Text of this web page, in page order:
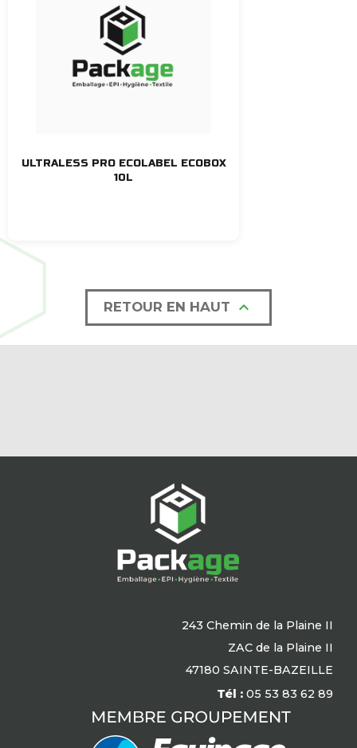
ULTRALESS PRO ECOLABEL ECOBOX
10L
RETOUR EN HAUT 
243 Chemin de la Plaine II
ZAC de la Plaine II
47180 SAINTE-BAZEILLE
Tél : 05 53 83 62 89